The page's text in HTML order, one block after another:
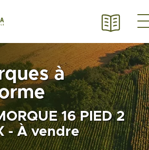
à
16 PIED 2
- À vendre